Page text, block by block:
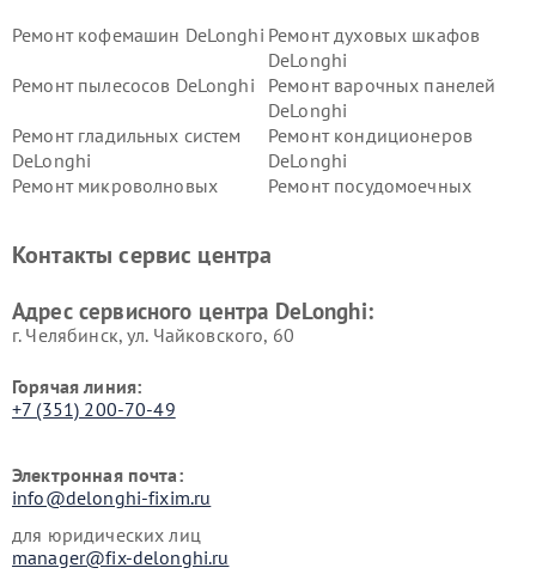
Ремонт кофемашин DeLonghi Ремонт духовых шкафов
DeLonghi
Ремонт пылесосов DeLonghi
Ремонт варочных панелей
DeLonghi
Ремонт гладильных систем
DeLonghi
Ремонт кондиционеров
DeLonghi
Ремонт микроволновых
Ремонт посудомоечных
DeLonghi
DeLonghi
Контакты сервис центра
Адрес сервисного центра DeLonghi:
г. Челябинск, ул. Чайковского, 60
Горячая линия:
+7 (351) 200-70-49
Электронная почта:
info@delonghi-fixim.ru
для юридических лиц
manager@fix-delonghi.ru